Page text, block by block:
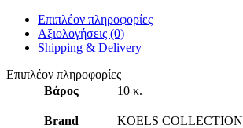
Επιπλέον πληροφορίες
Αξιολογήσεις (0)
Shipping & Delivery
Επιπλέον πληροφορίες
Βάρος
10 κ.
Brand KOELS COLLECTION